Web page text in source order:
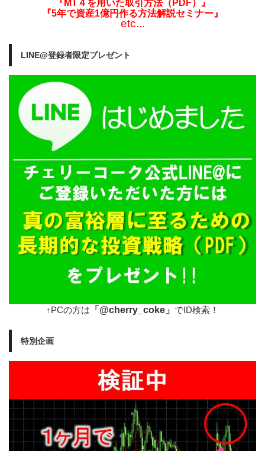
『MT４を用いた取引方法（PDF）』
『5年で資産1億円作る方法解説セミナー』
etc...
LINE@登録者限定プレゼント
↑PCの方は 「@cherry_coke」 でID検索！
特別企画